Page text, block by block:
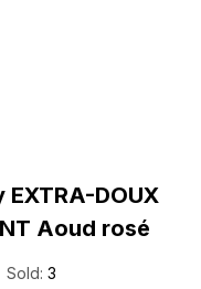
EXTRA-DOUX
Aoud rosé
Sold: 3